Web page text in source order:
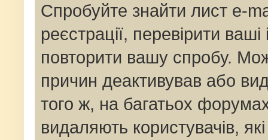
Спробуйте знайти лист e-
реєстрації, перевірити
повторити вашу спробу.
причин деактивував або
того ж, на багатьох
видаляють користувачів,